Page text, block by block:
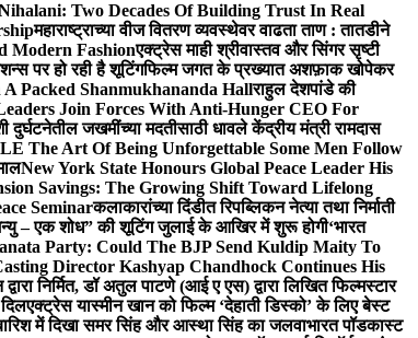
Two Decades Of Building Trust In Real
महाराष्ट्राच्या वीज वितरण व्यवस्थेवर वाढता ताण : तातडीने
Modern Fashionएक्ट्रेस माही श्रीवास्तव और सिंगर सृष्टी
पर हो रही है शूटिंगफिल्म जगत के प्रख्यात अशफ़ाक खोपेकर
Packed Shanmukhananda Hallराहुल देशपांडे की
Join Forces With Anti-Hunger CEO For
दुर्घटनेतील जखमींच्या मदतीसाठी धावले केंद्रीय मंत्री रामदास
The Art Of Being Unforgettable Some Men Follow
New York State Honours Global Peace Leader His
Savings: The Growing Shift Toward Lifelong
Seminarकलाकारांच्या दिंडीत रिपब्लिकन नेत्या तथा निर्माती
– एक शोध” की शूटिंग जुलाई के आखिर में शुरू होगी‘भारत
Party: Could The BJP Send Kuldip Maity To
Director Kashyap Chandhock Continues His
निर्मित, डॉ अतुल पाटणे (आई ए एस) द्वारा लिखित फिल्मस्टार
एक्ट्रेस यास्मीन खान को फिल्म ‘देहाती डिस्को’ के लिए बेस्ट
में दिखा समर सिंह और आस्था सिंह का जलवाभारत पॉडकास्ट